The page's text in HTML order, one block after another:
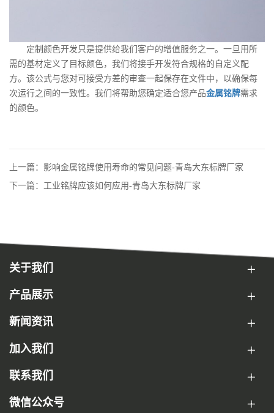
定制颜色开发只是提供给我们客户的增值服务之一。一旦用所
需的基材定义了目标颜色，我们将接手开发符合规格的自定义配
方。该公式与您对可接受方差的审查一起保存在文件中，以确保每
次运行之间的一致性。我们将帮助您确定适合您产品金属铭牌需求
的颜色。
上一篇：影响金属铭牌使用寿命的常见问题-青岛大东标牌厂家
下一篇：工业铭牌应该如何应用-青岛大东标牌厂家
关于我们
产品展示
新闻资讯
加入我们
联系我们
微信公众号